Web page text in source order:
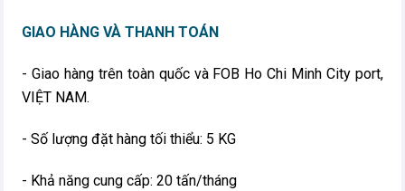
GIAO HÀNG VÀ THANH TOÁN
- Giao hàng trên toàn quốc và FOB Ho Chi Minh City port,
VIỆT NAM.
- Số lượng đặt hàng tối thiểu: 5 KG
- Khả năng cung cấp: 20 tấn/tháng